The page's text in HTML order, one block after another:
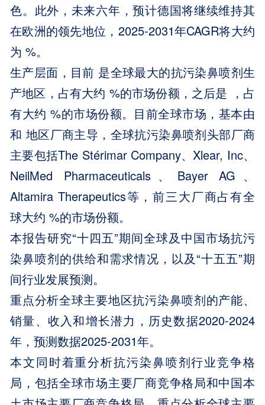
色。此外，未来六年，预计德国将继续维持其
在欧洲的领先地位，2025-2031年CAGR将大约
为 %。
生产层面，目前 是全球最大的抗污染鼻喷剂生
产地区，占有大约 %的市场份额，之后是 ，占
有大约 %的市场份额。目前全球市场，基本由
和 地区厂商主导，全球抗污染鼻喷剂头部厂商
主要包括The Stérimar Company、Xlear, Inc、
NeilMed Pharmaceuticals、Bayer AG、
Altamira Therapeutics等，前三大厂商占有全
球大约 %的市场份额。
本报告研究“十四五”期间全球及中国市场抗污
染鼻喷剂的供给和需求情况，以及“十五五”期
间行业发展预测。
重点分析全球主要地区抗污染鼻喷剂的产能、
销量、收入和增长潜力，历史数据2020-2024
年，预测数据2025-2031年。
本文同时着重分析抗污染鼻喷剂行业竞争格
局，包括全球市场主要厂商竞争格局和中国本